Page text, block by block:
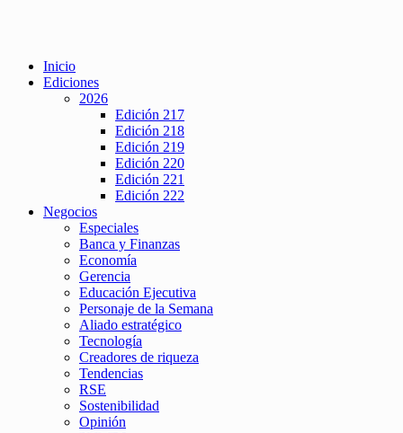
Inicio
Ediciones
2026
Edición 217
Edición 218
Edición 219
Edición 220
Edición 221
Edición 222
Negocios
Especiales
Banca y Finanzas
Economía
Gerencia
Educación Ejecutiva
Personaje de la Semana
Aliado estratégico
Tecnología
Creadores de riqueza
Tendencias
RSE
Sostenibilidad
Opinión